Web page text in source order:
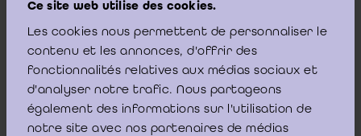
Ce site web utilise des cookies.
Les cookies nous permettent de personnaliser le
contenu et les annonces, d'offrir des
fonctionnalités relatives aux médias sociaux et
d'analyser notre trafic. Nous partageons
également des informations sur l'utilisation de
notre site avec nos partenaires de médias
dix mille euros) s’applique si les comptes annuels ne sont
générale dans les six mois suivant la date de clôture de
l’exercice, soit le 31 juin 2021([2] ).